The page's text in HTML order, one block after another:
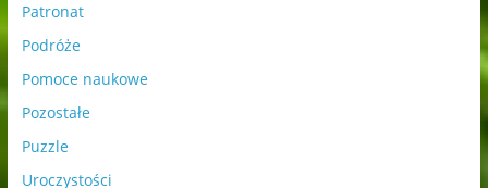
Patronat
Podróże
Pomoce naukowe
Pozostałe
Puzzle
Uroczystości